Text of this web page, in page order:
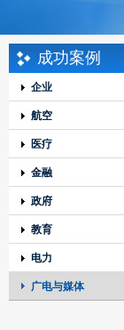
成功案例
企业
航空
医疗
金融
政府
教育
电力
广电与媒体